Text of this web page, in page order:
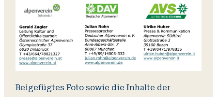
Beigefügtes Foto sowie die Inhalte der